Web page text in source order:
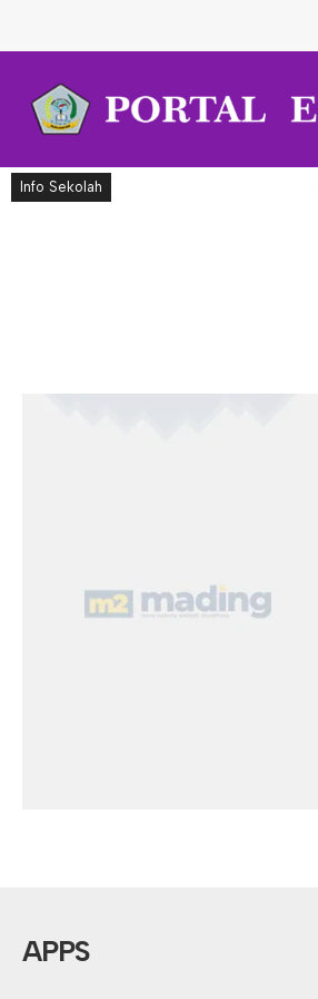
Info Sekolah
APPS